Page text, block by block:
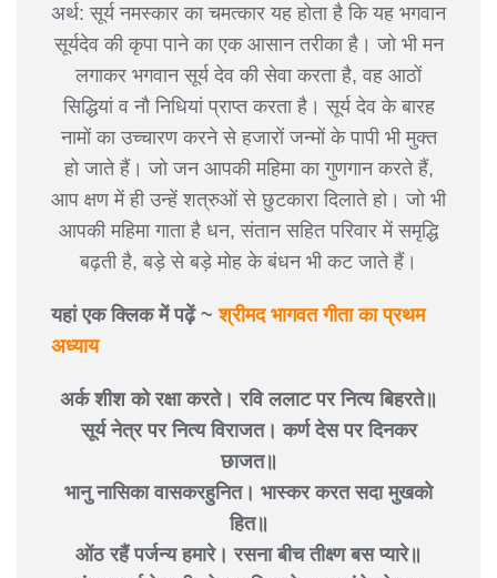
अर्थ: सूर्य नमस्कार का चमत्कार यह होता है कि यह भगवान
सूर्यदेव की कृपा पाने का एक आसान तरीका है। जो भी मन
लगाकर भगवान सूर्य देव की सेवा करता है, वह आठों
सिद्धियां व नौ निधियां प्राप्त करता है। सूर्य देव के बारह
नामों का उच्चारण करने से हजारों जन्मों के पापी भी मुक्त
हो जाते हैं। जो जन आपकी महिमा का गुणगान करते हैं,
आप क्षण में ही उन्हें शत्रुओं से छुटकारा दिलाते हो। जो भी
आपकी महिमा गाता है धन, संतान सहित परिवार में समृद्धि
बढ़ती है, बड़े से बड़े मोह के बंधन भी कट जाते हैं।
यहां एक क्लिक में पढ़ें ~श्रीमद भागवत गीता का प्रथम
अध्याय
अर्क शीश को रक्षा करते। रवि ललाट पर नित्य बिहरते॥
सूर्य नेत्र पर नित्य विराजत। कर्ण देस पर दिनकर
छाजत॥
भानु नासिका वासकरहुनित। भास्कर करत सदा मुखको
हित॥
ओंठ रहैं पर्जन्य हमारे। रसना बीच तीक्ष्ण बस प्यारे॥